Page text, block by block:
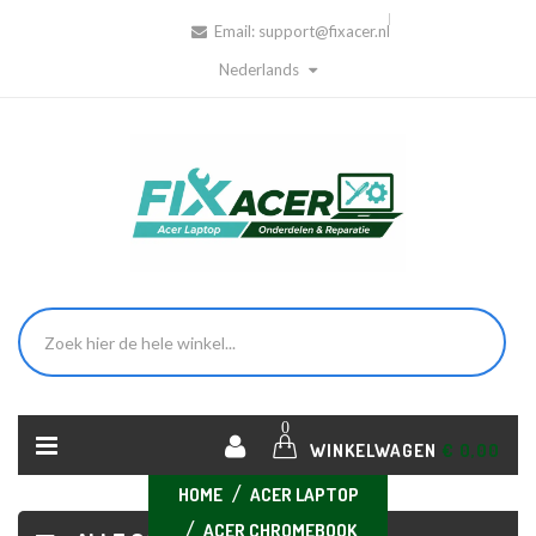
Email: support@fixacer.nl
Nederlands
0
WINKELWAGEN € 0,00
HOME
ACER LAPTOP
ACER CHROMEBOOK